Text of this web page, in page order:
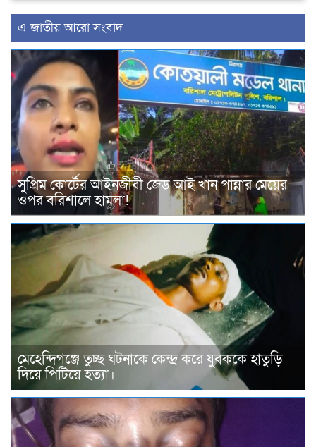
এ জাতীয় আরো সংবাদ
সুপ্রিম কোর্টের আইনজীবী জেড আই খান পান্নার মেয়ের
ওপর বরিশালে হামলা!
মেহেন্দিগঞ্জে তুচ্ছ ঘটনাকে কেন্দ্র করে যুবককে হাতুড়ি
দিয়ে পিটিয়ে হত্যা।